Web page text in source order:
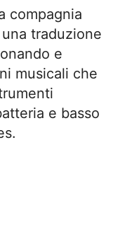
compagnia
traduzione
e
musicali che
e basso